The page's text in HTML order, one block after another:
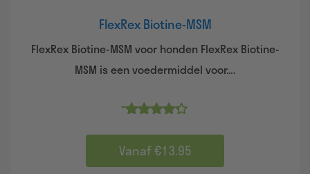
FlexRex Biotine-MSM
FlexRex Biotine-MSM voor honden FlexRex Biotine-
MSM is een voedermiddel voor….
-Prijsklasse:
€13,95
tot
€14,95
Vanaf €13.95